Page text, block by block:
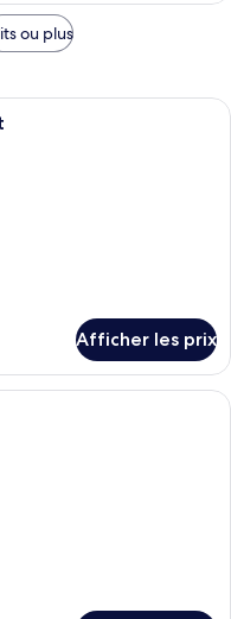
ou plus
chambre d’hôtel équipée d’un
Afficher les prix
chambre d’hôtel avec deux